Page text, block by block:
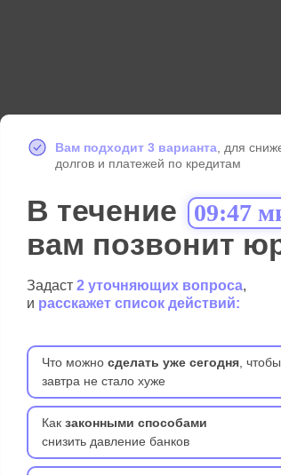
В течение
вам позвонит
Задаст 2 уточняющих вопроса,
и расскажет список действий:
Вам подходит 3 варианта , для
долгов и платежей по кредитам
09:47
Что можно сделать уже сегодня , чтобы
завтра не стало хуже
Как законными способами
снизить давление банков